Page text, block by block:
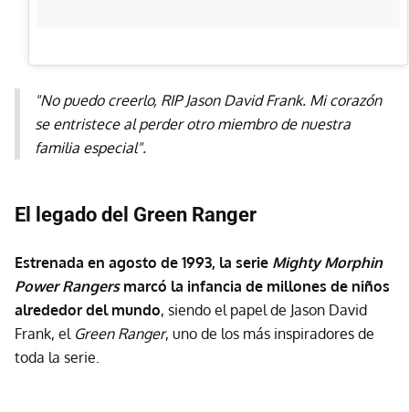
"No puedo creerlo, RIP Jason David Frank. Mi corazón
se entristece al perder otro miembro de nuestra
familia especial".
El legado del Green Ranger
Estrenada en agosto de 1993, la serie Mighty Morphin
Power Rangersmarcó la infancia de millones de niños
alrededor del mundo, siendo el papel de Jason David
Frank, el Green Ranger, uno de los más inspiradores de
toda la serie.